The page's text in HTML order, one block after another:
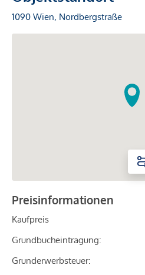
1090 Wien, Nordbergstraße
Preisinformationen
Kaufpreis
Grundbucheintragung:
Grunderwerbsteuer: